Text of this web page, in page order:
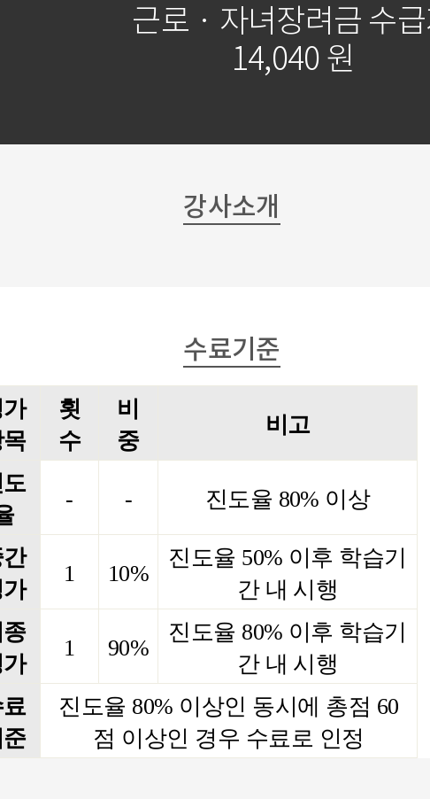
근로 · 자녀장려금 수
14,040 원
강사소개
수료기준
횟
수
비
중
비고
- - 진도율 80% 이상
1 10%
진도율 50% 이후 학습기
간 내 시행
1 90%
진도율 80% 이후 학습기
간 내 시행
진도율 80% 이상인 동시에 총점 60
점 이상인 경우 수료로 인정